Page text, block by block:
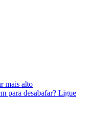
mais alto
para desabafar? Ligue